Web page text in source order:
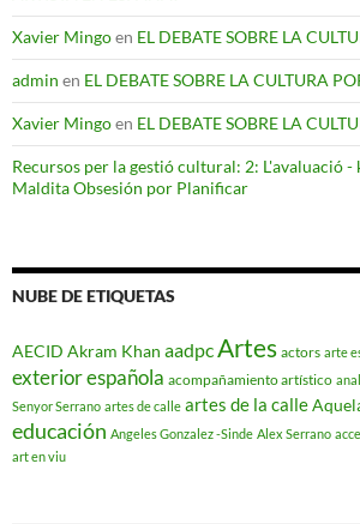
Xavier Mingoen EL DEBATE SOBRE LA
admin en EL DEBATE SOBRE LA CULTURA
Xavier Mingoen EL DEBATE SOBRE LA
Recursos per la gestió cultural: 2: L'avaluació -
Maldita Obsesión por Planificar
NUBE DE ETIQUETAS
AECID Akram Khan aadpcArtes actors arte
exterior española acompañamiento artístico
Senyor Serrano artes de calle artes de la calle
educación Angeles Gonzalez -Sinde Alex Serrano
art en viu